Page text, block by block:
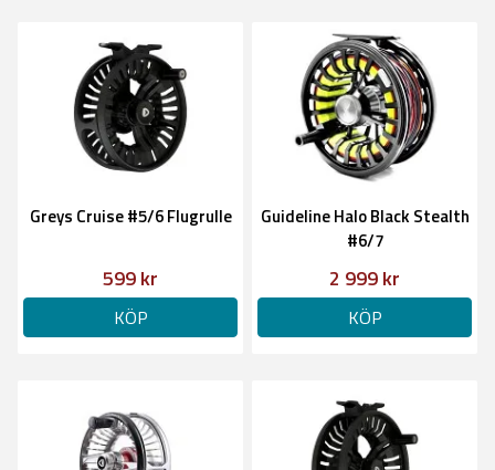
Greys Cruise #5/6 Flugrulle
599 kr
KÖP
Guideline Halo Black Stealth
#6/7
2 999 kr
KÖP